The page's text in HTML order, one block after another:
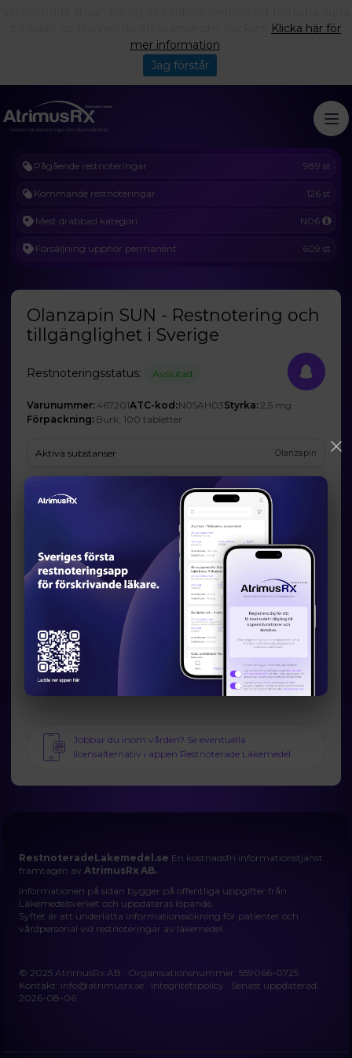
Pågående restnoteringar 989 st
Kommande restnoteringar 126 st
Mest drabbad kategori N06
Försäljning upphör permanent 609 st
Olanzapin SUN - Restnotering och
tillgänglighet i Sverige
Restnoteringsstatus: Avslutad
Varunummer: 467201ATC-kod:N05AH03Styrka: 2,5 mg
Förpackning: Burk, 100 tabletter
Aktiva substanser Olanzapin
Sun Pharmaceutical Industries Europe B.V.
Prognos och förväntad tillgänglighet
Startdatum:
2025-12-12
Slutdatum:2026-06-30
Orsak till restsituation
Oväntat stor efterfrågan på läkemedlet
Läkemedelsverkets information om möjliga
Jobbar du inom vården? Se eventuella
licensalternativ i appen Restnoterade Läkemedel
RestnoteradeLakemedel.se En kostnadsfri informationstjänst
framtagen avAtrimusRx AB.
Informationen på sidan bygger på offentliga uppgifter från
Läkemedelsverket och uppdateras löpande.
Syftet är att underlätta informationssökning för patienter och
vårdpersonal vid restnoteringar av läkemedel.
© 2025 AtrimusRx AB · Organisationsnummer: 559066-0725
Kontakt: info@atrimusrx.se · Integritetspolicy · Senast uppdaterad:
2026-08-06
Klicka här för
mer information
Jag förstår